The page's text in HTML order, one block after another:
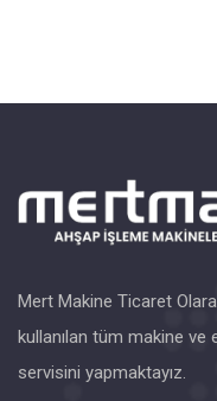
Mert Makine Ticaret
kullanılan tüm makine ve
servisini yapmaktayız.